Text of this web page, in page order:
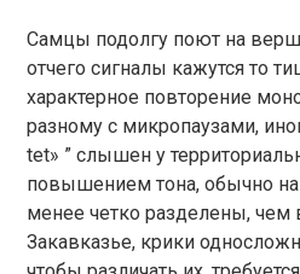
Самцы подолгу поют на
отчего сигналы кажутся то
характерное повторение
разному с микропаузами,
tet» ” слышен у
повышением тона, обычно на
менее четко разделены, чем
Закавказье, крики